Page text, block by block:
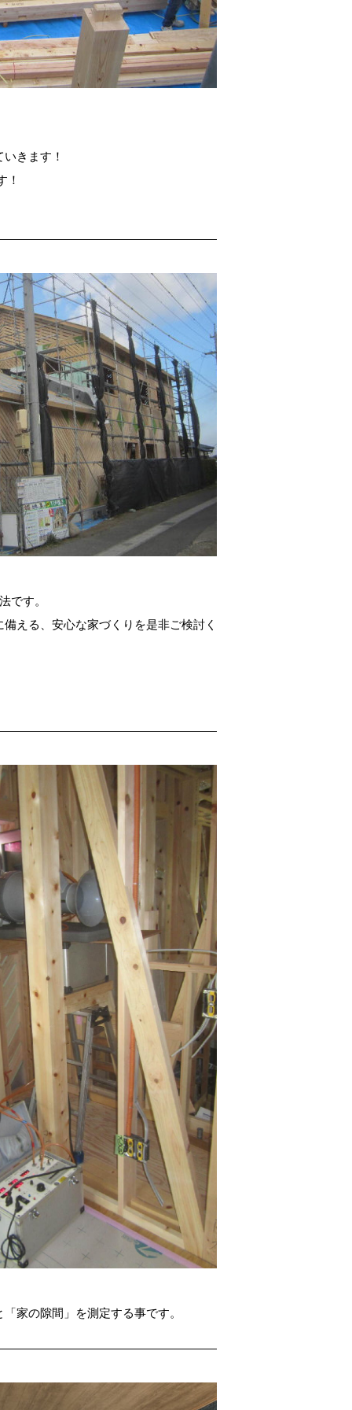
きます！
！
です。
える、安心な家づくりを是非ご検討く
家の隙間」を測定する事です。